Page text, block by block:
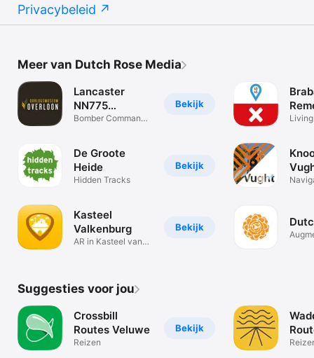
Privacybeleid
Meer van Dutch Rose Media
Bekijk
Lancaster
NN775
Overloon
Bomber Command
Bekijk
De Groote
Heide
Hidden Tracks
Bekijk
Kasteel
Valkenburg
AR in Kasteel van
Suggesties voor jou
Bekijk
Crossbill
Routes Veluwe
Reizen